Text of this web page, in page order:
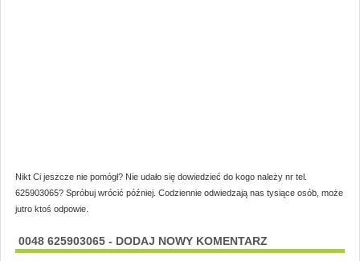
Nikt Ci jeszcze nie pomógł? Nie udało się dowiedzieć do kogo należy nr tel.
625903065? Spróbuj wrócić później. Codziennie odwiedzają nas tysiące osób, może
jutro ktoś odpowie.
0048 625903065 - DODAJ NOWY KOMENTARZ